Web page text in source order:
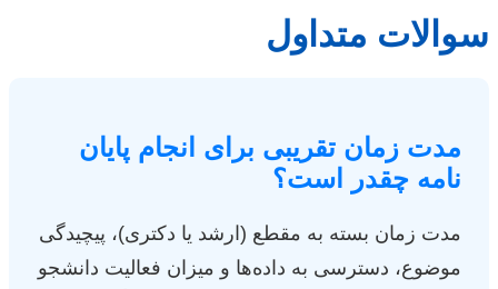
سوالات متداول
مدت زمان تقریبی برای انجام پایان
نامه چقدر است؟
مدت زمان بسته به مقطع (ارشد یا دکتری)، پیچیدگی
موضوع، دسترسی به داده‌ها و میزان فعالیت دانشجو